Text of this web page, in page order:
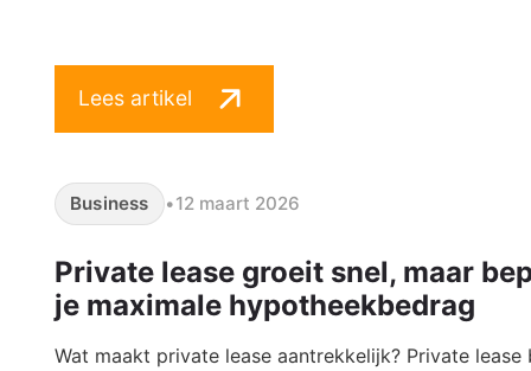
Lees artikel
Business •12 maart 2026
Private lease groeit snel, maar
je maximale hypotheekbedrag
Wat maakt private lease aantrekkelijk? Private lease